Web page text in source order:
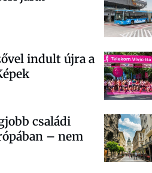
indult újra a
családi
– nem